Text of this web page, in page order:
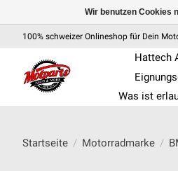
100% schweizer Onlineshop für Dein
Hattech
Was ist
Startseite / Motorradmarke /
Wir benutzen Cookies